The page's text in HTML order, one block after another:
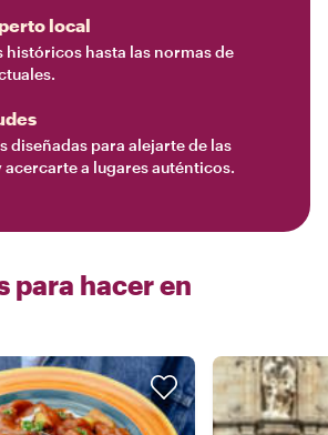
local
históricos hasta las normas de
diseñadas para alejarte de las
acercarte a lugares auténticos.
para hacer en